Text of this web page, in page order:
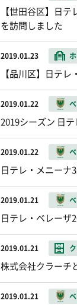
【世田谷区】日
を訪問しました
2019.01.23
【品川区】日テ
2019.01.22
2019シーズン 日
2019.01.22
日テレ・メニーナ
2019.01.21
日テレ・ベレーザ
2019.01.21
株式会社クラーチ
2019.01.21